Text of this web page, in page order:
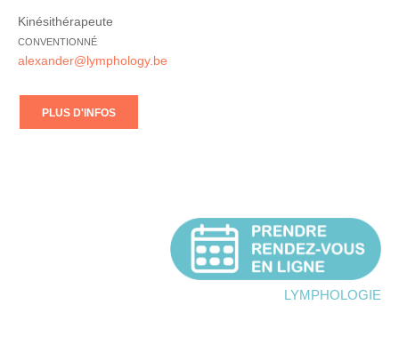
Kinésithérapeute
CONVENTIONNÉ
alexander@lymphology.be
PLUS D'INFOS
lymphologie